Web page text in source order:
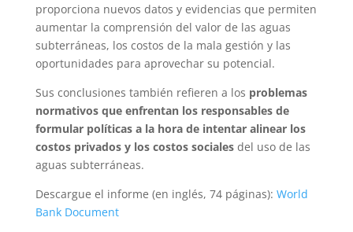
proporciona nuevos datos y evidencias que permiten
aumentar la comprensión del valor de las aguas
subterráneas, los costos de la mala gestión y las
oportunidades para aprovechar su potencial.
Sus conclusiones también refieren a los problemas
normativos que enfrentan los responsables de
formular políticas a la hora de intentar alinear los
costos privados y los costos socialesdel uso de las
aguas subterráneas.
Descargue el informe (en inglés, 74 páginas): World
Bank Document